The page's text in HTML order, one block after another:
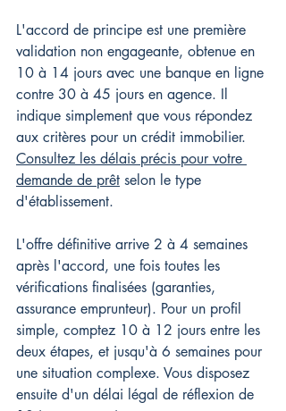
L'accord de principe est une première
validation non engageante, obtenue en
10 à 14 jours avec une banque en ligne
contre 30 à 45 jours en agence. Il
indique simplement que vous répondez
aux critères pour un crédit immobilier.
Consultez les délais précis pour votre
demande de prêt selon le type
d'établissement.
L'offre définitive arrive 2 à 4 semaines
après l'accord, une fois toutes les
vérifications finalisées (garanties,
assurance emprunteur). Pour un profil
simple, comptez 10 à 12 jours entre les
deux étapes, et jusqu'à 6 semaines pour
une situation complexe. Vous disposez
ensuite d'un délai légal de réflexion de